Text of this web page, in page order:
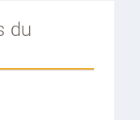
du